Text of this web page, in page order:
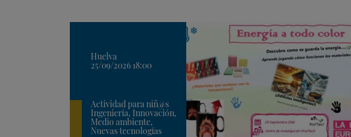
Huelva
25/09/2026 18:00
Actividad para niñ@s
Ingeniería, Innovación,
Medio ambiente,
Nuevas tecnologías